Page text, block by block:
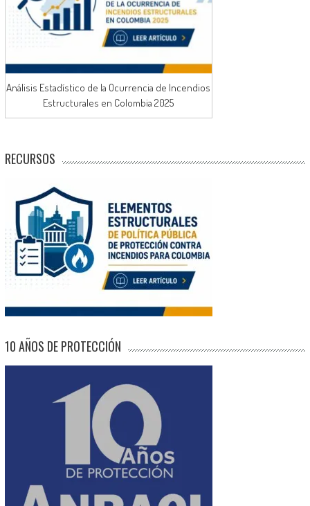
Análisis Estadístico de la Ocurrencia de Incendios
Estructurales en Colombia 2025
RECURSOS
10 AÑOS DE PROTECCIÓN